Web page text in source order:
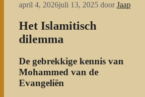
april 4, 2026juli 13, 2025 doorJaap
Het Islamitisch
dilemma
De gebrekkige kennis van
Mohammed van de
Evangeliën